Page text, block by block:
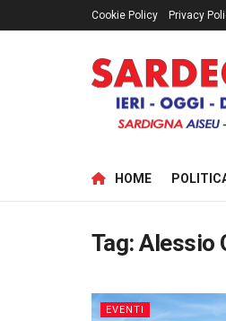
Cookie Policy Privacy
HOME
Tag:Alessio
EVENTI